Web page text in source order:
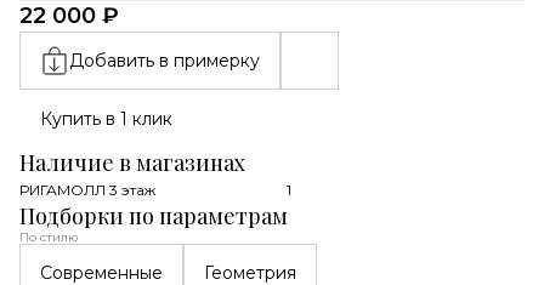
22 000 ₽
Добавить в примерку
Купить в 1 клик
Наличие в магазинах
РИГАМОЛЛ 3 этаж 1
Подборки по параметрам
По стилю
Современные Геометрия